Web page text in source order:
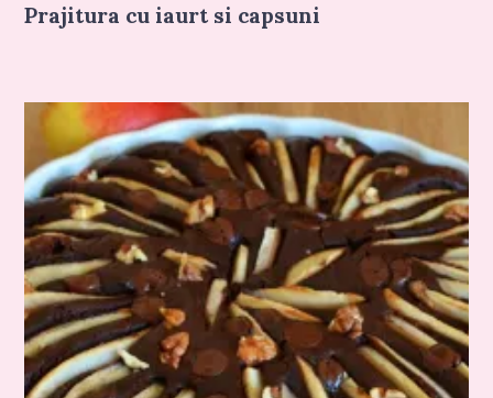
Prajitura cu iaurt si capsuni